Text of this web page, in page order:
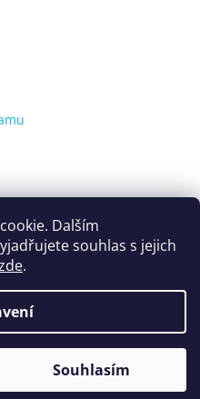
Dalším
souhlas s jejich
.
Souhlasím
pouze registrovaným
Shoptet
. Všechna práva vyhrazena.